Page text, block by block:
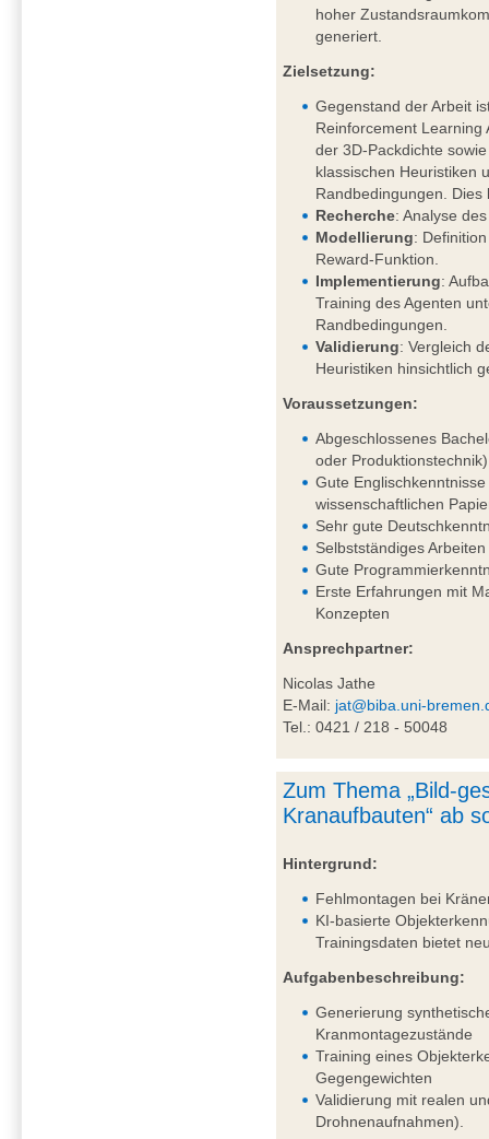
hoher
generiert.
Zielsetzung:
Gegenstand der Arbeit
Reinforcement
der 3D-Packdichte
klassischen Heuristiken
Randbedingungen.
Recherche: Analyse
Modellierung:
Reward-Funktion.
Implementierung:
Training des Agenten
Randbedingungen.
Validierung: Vergleich
Heuristiken hinsichtlich
Voraussetzungen:
Abgeschlossenes
oder Produktionstechnik)
Gute
wissenschaftlichen
Sehr gute
Selbstständiges
Gute
Erste Erfahrungen mit
Konzepten
Ansprechpartner:
Nicolas Jathe
E-Mail: jat@biba.uni-
Tel.: 0421 / 218 - 50048
Zum Thema „Bild-
Kranaufbauten“ ab
Hintergrund:
Fehlmontagen bei
KI-basierte
Trainingsdaten bietet
Aufgabenbeschreibung:
Generierung
Kranmontagezustände
Training eines
Gegengewichten
Validierung mit realen
Drohnenaufnahmen).